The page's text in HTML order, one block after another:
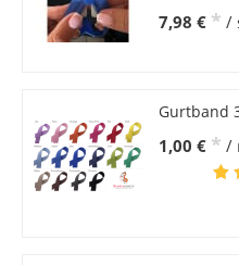
7,98 € * /
Gurtband
1,00 € * /